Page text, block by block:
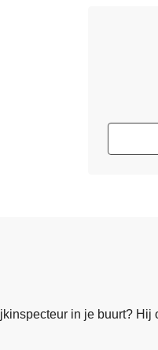
in je buurt? Hij